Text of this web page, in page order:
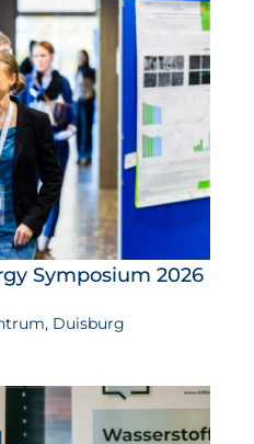
Symposium 2026
Duisburg